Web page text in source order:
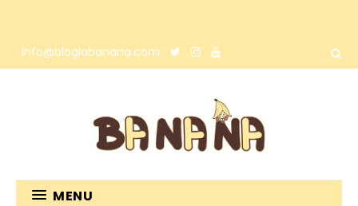
info@bloglabanana.com
MENU